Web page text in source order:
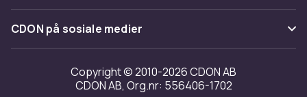
Kundeanmeldelser
Jobbe på CDON
Investor relations
Tilgjengelighet
Merchant Help Center
CDON på sosiale medier
Copyright © 2010-2026 CDON AB
CDON AB, Org.nr: 556406-1702